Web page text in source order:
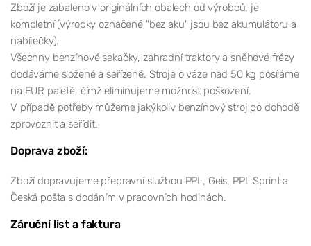
Zboží je zabaleno v originálních obalech od výrobců, je
kompletní (výrobky označené "bez aku" jsou bez akumulátoru a
nabíječky).
Všechny benzínové sekačky, zahradní traktory a sněhové frézy
dodáváme složené a seřízené. Stroje o váze nad 50 kg posíláme
na EUR paletě, čímž eliminujeme možnost poškození.
V případě potřeby můžeme jakýkoliv benzínový stroj po dohodě
zprovoznit a seřídit.
Doprava zboží:
Zboží dopravujeme přepravní službou PPL, Geis, PPL Sprint a
Česká pošta s dodáním v pracovních hodinách.
Záruční list a faktura